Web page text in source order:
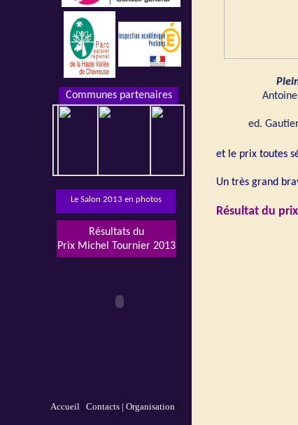
Accueil | Contacts | Organisation |
ed.
et le prix toutes
Un très grand
Résultat du
Communes partenaires
Résultats du
Prix Michel Tournier 2013
Le Salon 2013 en photos